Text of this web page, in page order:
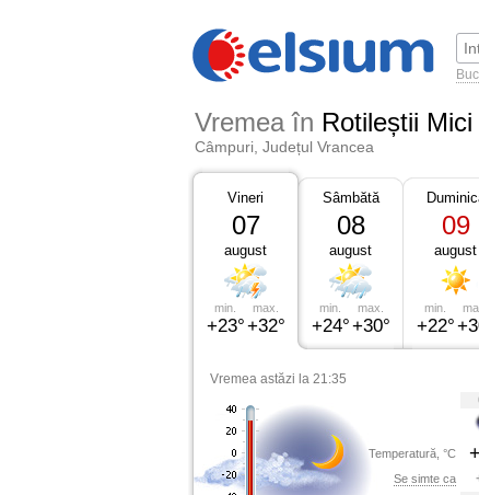
Vremea în Rotileștii Mici
Câmpuri, Județul Vrancea
Vineri
07
august
min.
+23°
max.
+32°
Sâmbătă
08
august
min.
+24°
max.
+30°
09
august
min.
+22°
Vremea astăzi la 21:35
Temperatură, °C
Se simte ca